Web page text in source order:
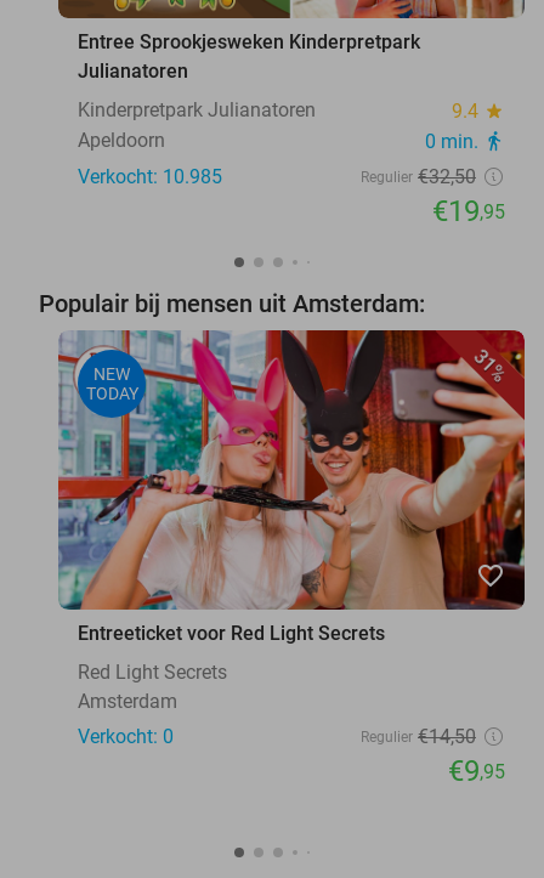
Entree Sprookjesweken Kinderpretpark
Julianatoren
Kinderpretpark Julianatoren
9.4 star
Apeldoorn 0 min. directions_walk
Verkocht: 10.985 Regulier €32,50
€19,95
Populair bij mensen uit Amsterdam:
31%
NEW
TODAY
favorite_border
Entreeticket voor Red Light Secrets
Red Light Secrets
Amsterdam
Verkocht: 0
Regulier €14,50
€9,95